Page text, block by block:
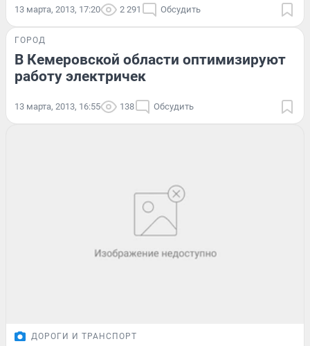
13 марта, 2013, 17:20 2 291 Обсудить
ГОРОД
В Кемеровской области оптимизируют
работу электричек
13 марта, 2013, 16:55 138 Обсудить
ДОРОГИ И ТРАНСПОРТ